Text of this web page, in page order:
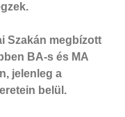
Szakán megbízott
BA-s és MA
jelenleg a
belül.